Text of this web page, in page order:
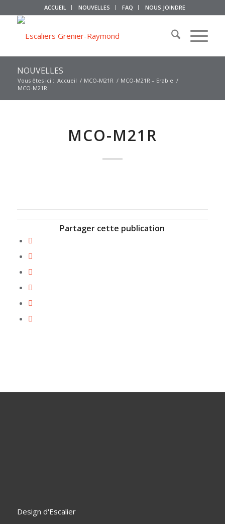
ACCUEIL NOUVELLES FAQ NOUS JOINDRE
NOUVELLES
Vous êtes ici : Accueil / MCO-M21R / MCO-M21R – Erable /
MCO-M21R
MCO-M21R
Partager cette publication
Design d'Escalier